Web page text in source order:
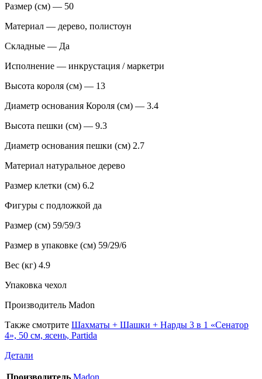
Размер (см) — 50
Материал — дерево, полистоун
Складные — Да
Исполнение — инкрустация / маркетри
Высота короля (см) — 13
Диаметр основания Короля (см) — 3.4
Высота пешки (см) — 9.3
Диаметр основания пешки (см) 2.7
Материал натуральное дерево
Размер клетки (см) 6.2
Фигуры с подложкой да
Размер (см) 59/59/3
Размер в упаковке (см) 59/29/6
Вес (кг) 4.9
Упаковка чехол
Производитель Madon
Также смотрите Шахматы + Шашки + Нарды 3 в 1 «Сенатор
4», 50 см, ясень, Partida
Детали
Производитель Madon